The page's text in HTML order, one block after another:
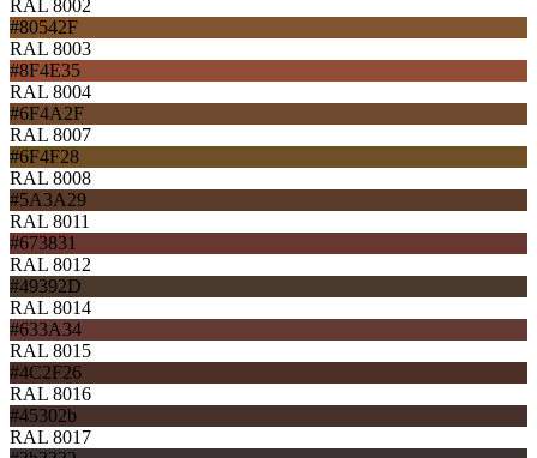
RAL 8002
#80542F
RAL 8003
#8F4E35
RAL 8004
#6F4A2F
RAL 8007
#6F4F28
RAL 8008
#5A3A29
RAL 8011
#673831
RAL 8012
#49392D
RAL 8014
#633A34
RAL 8015
#4C2F26
RAL 8016
#45302b
RAL 8017